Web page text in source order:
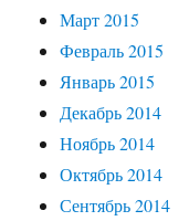
Март 2015
Февраль 2015
Январь 2015
Декабрь 2014
Ноябрь 2014
Октябрь 2014
Сентябрь 2014